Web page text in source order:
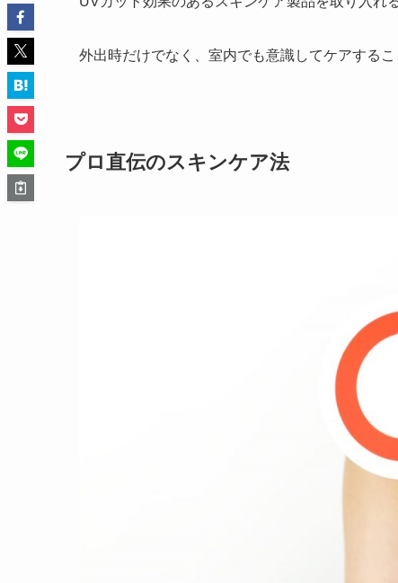
外出時だけでなく、室内でも意識してケアする
プロ直伝のスキンケア法